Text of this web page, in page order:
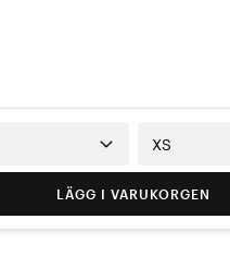
XS
LÄGG I VARUKORGEN